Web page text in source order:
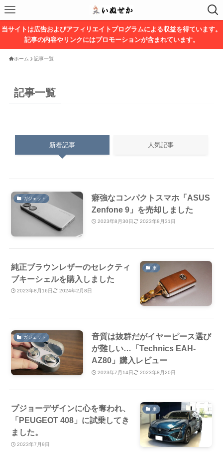
当サイトは広告およびアフィリエイトプログラムによる収益を得ています。
記事の内容やリンクにはプロモーションが含まれています。
ホーム 記事一覧
記事一覧
新着記事 人気記事
ガジェット
癖強なコンパクトスマホ「ASUS
Zenfone 9」を売却しました
2023年8月30日 2023年8月31日
車
純正ブラウンレザーのセレクティ
ブキーシェルを購入しました
2023年8月16日 2024年2月8日
ガジェット
音質は抜群だがイヤーピース選び
が難しい…「Technics EAH-
AZ80」購入レビュー
2023年7月14日 2023年8月20日
車
プジョーデザインに心を奪われ、
「PEUGEOT 408」に試乗してき
ました。
2023年7月9日